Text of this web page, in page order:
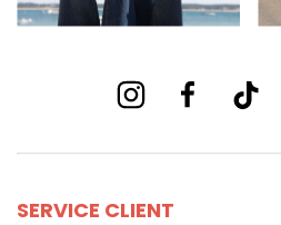
SERVICE CLIENT